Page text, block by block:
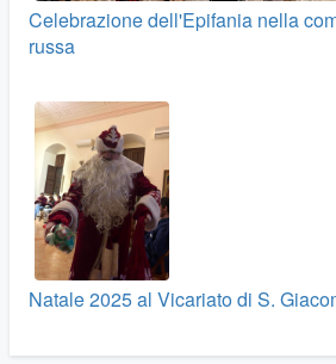
Celebrazione dell'Epifania nella
russa
Natale 2025 al Vicariato di S.